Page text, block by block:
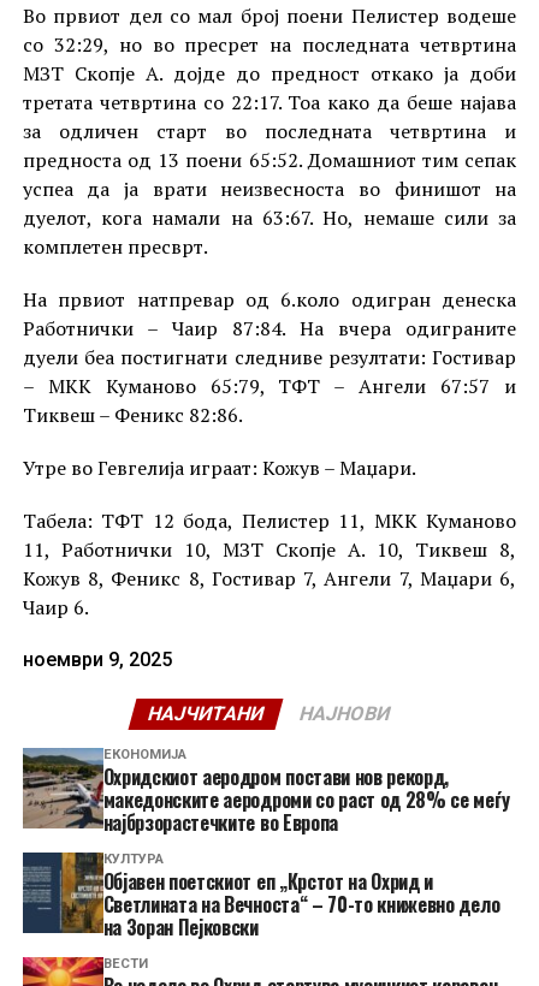
Во првиот дел со мал број поени Пелистер водеше
со 32:29, но во пресрет на последната четвртина
МЗТ Скопје А. дојде до предност откако ја доби
третата четвртина со 22:17. Тоа како да беше најава
за одличен старт во последната четвртина и
предноста од 13 поени 65:52. Домашниот тим сепак
успеа да ја врати неизвесноста во финишот на
дуелот, кога намали на 63:67. Но, немаше сили за
комплетен пресврт.
На првиот натпревар од 6.коло одигран денеска
Работнички – Чаир 87:84. На вчера одиграните
дуели беа постигнати следниве резултати: Гостивар
– МКК Куманово 65:79, ТФТ – Ангели 67:57 и
Тиквеш – Феникс 82:86.
Утре во Гевгелија играат: Кожув – Маџари.
Табела: ТФТ 12 бода, Пелистер 11, МКК Куманово
11, Работнички 10, МЗТ Скопје А. 10, Тиквеш 8,
Кожув 8, Феникс 8, Гостивар 7, Ангели 7, Маџари 6,
Чаир 6.
ноември 9, 2025
НАЈЧИТАНИ НАЈНОВИ
ЕКОНОМИЈА
Охридскиот аеродром постави нов рекорд,
македонските аеродроми со раст од 28% се меѓу
најбрзорастечките во Европа
КУЛТУРА
Објавен поетскиот еп „Крстот на Охрид и
Светлината на Вечноста“ – 70-то книжевно дело
на Зоран Пејковски
ВЕСТИ